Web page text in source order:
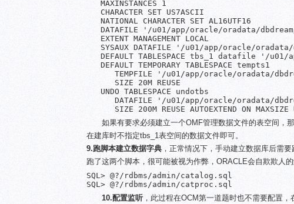
   MAXINSTANCES 1
   CHARACTER SET US7ASCII
   NATIONAL CHARACTER SET AL16UTF16
DATAFILE '/u01/app/oracle/oradata/
   EXTENT MANAGEMENT LOCAL
SYSAUX DATAFILE '/u01/app/oracle/
DEFAULT TABLESPACE tbs_1 datafile '/
   DEFAULT TEMPORARY TABLESPACE tempts1
TEMPFILE '/u01/app/oracle/oradata/
      SIZE 20M REUSE
   UNDO TABLESPACE undotbs
DATAFILE '/u01/app/oracle/oradata/
SIZE 200M REUSE AUTOEXTEND ON MAXSIZE
如果有要求必须建立一个OMF管理数据文件的表空间，
在建库时不指定tbs_1表空间的数据文件即可。
9.跑脚本建立数据字典 ，正常情况下，手动建立数据库后需
跑了这两个脚本，很可能被视为作弊，ORACLE会自欺欺人
SQL> @?/rdbms/admin/catalog.sql
SQL> @?/rdbms/admin/catproc.sql
10.配置监听 ，此过程在OCM第一道题时也不需要配置